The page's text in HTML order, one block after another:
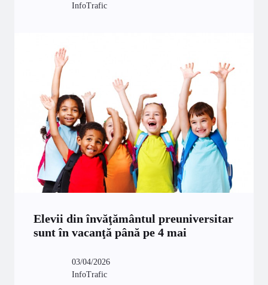
InfoTrafic
Elevii din învăţământul preuniversitar
sunt în vacanţă până pe 4 mai
03/04/2026
InfoTrafic